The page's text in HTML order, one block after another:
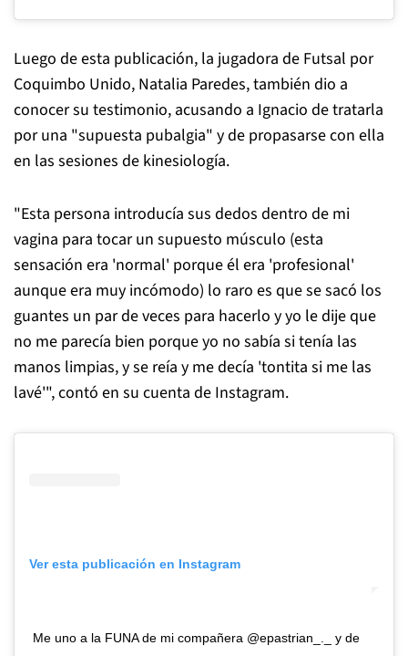
Luego de esta publicación, la jugadora de Futsal por
Coquimbo Unido, Natalia Paredes, también dio a
conocer su testimonio, acusando a Ignacio de tratarla
por una "supuesta pubalgia" y de propasarse con ella
en las sesiones de kinesiología.
"Esta persona introducía sus dedos dentro de mi
vagina para tocar un supuesto músculo (esta
sensación era 'normal' porque él era 'profesional'
aunque era muy incómodo) lo raro es que se sacó los
guantes un par de veces para hacerlo y yo le dije que
no me parecía bien porque yo no sabía si tenía las
manos limpias, y se reía y me decía 'tontita si me las
lavé'", contó en su cuenta de Instagram.
Ver esta publicación en Instagram
Me uno a la FUNA de mi compañera @epastrian_._ y de